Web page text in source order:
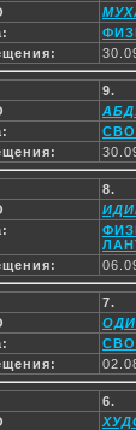
9.
8.
7.
6.